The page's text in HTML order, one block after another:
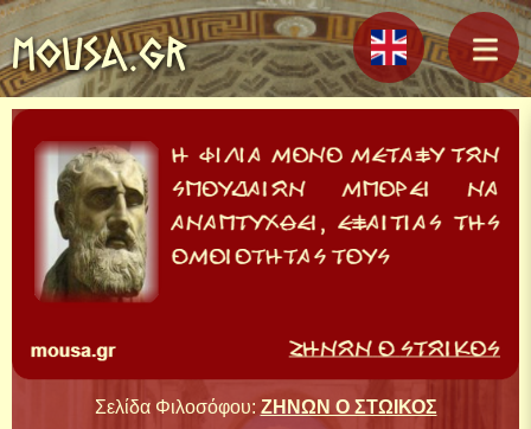
MOUSA.GR
Σελίδα Φιλοσόφου: ΖΗΝΩΝ Ο ΣΤΩΙΚΟΣ